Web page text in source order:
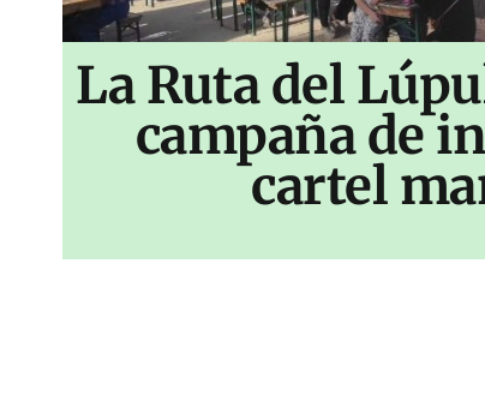
La Ruta del
campaña de
cartel